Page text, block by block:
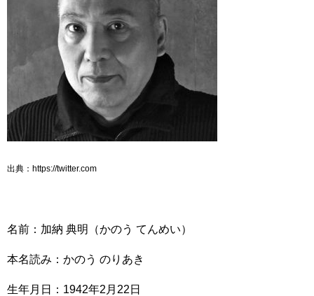
出典：https://twitter.com
名前：加納 典明（かのう てんめい）
本名読み：かのう のりあき
生年月日：1942年2月22日